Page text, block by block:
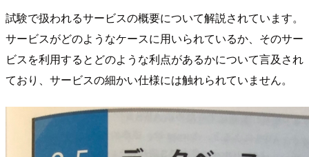
試験で扱われるサービスの概要について解説されています。
サービスがどのようなケースに用いられているか、そのサー
ビスを利用するとどのような利点があるかについて言及され
ており、サービスの細かい仕様には触れられていません。